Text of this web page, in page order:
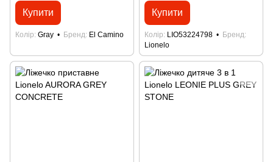
Купити
Колір Gray Бренд El Camino
Купити
Колір LIO53224798
Бренд
Lionelo